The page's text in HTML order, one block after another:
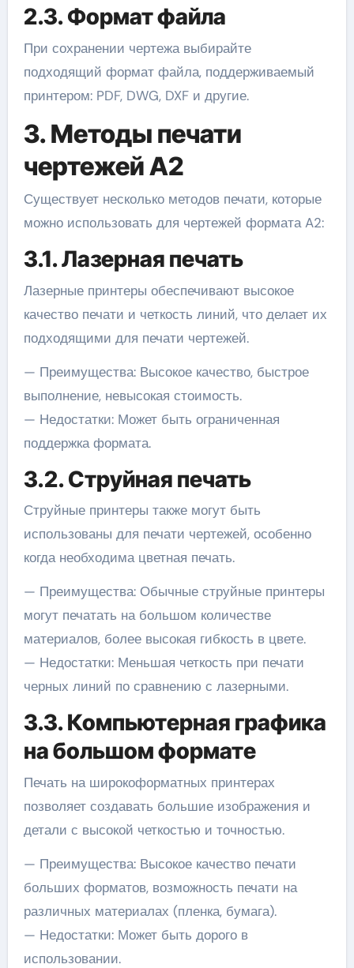
2.3. Формат файла
При сохранении чертежа выбирайте
подходящий формат файла, поддерживаемый
принтером: PDF, DWG, DXF и другие.
3. Методы печати
чертежей A2
Существует несколько методов печати, которые
можно использовать для чертежей формата A2:
3.1. Лазерная печать
Лазерные принтеры обеспечивают высокое
качество печати и четкость линий, что делает их
подходящими для печати чертежей.
— Преимущества: Высокое качество, быстрое
выполнение, невысокая стоимость.
— Недостатки: Может быть ограниченная
поддержка формата.
3.2. Струйная печать
Струйные принтеры также могут быть
использованы для печати чертежей, особенно
когда необходима цветная печать.
— Преимущества: Обычные струйные принтеры
могут печатать на большом количестве
материалов, более высокая гибкость в цвете.
— Недостатки: Меньшая четкость при печати
черных линий по сравнению с лазерными.
3.3. Компьютерная графика
на большом формате
Печать на широкоформатных принтерах
позволяет создавать большие изображения и
детали с высокой четкостью и точностью.
— Преимущества: Высокое качество печати
больших форматов, возможность печати на
различных материалах (пленка, бумага).
— Недостатки: Может быть дорого в
использовании.